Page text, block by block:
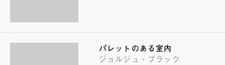
パレットのある室内
ジョルジュ・ブラック